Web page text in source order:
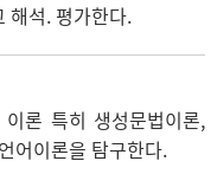
해석. 평가한다.
론 특히 생성문법이론,
어이론을 탐구한다.